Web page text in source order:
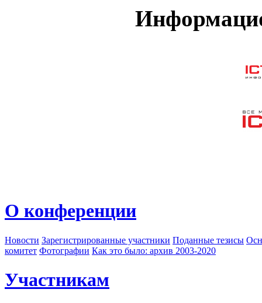
О конференции
Новости Зарегистрированные участники Поданные тезисы
комитет Фотографии Как это было: архив 2003-2020
Участникам